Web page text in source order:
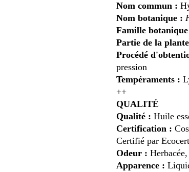
Nom commun :
Nom botanique :
Famille
Partie de la
Procédé
pression
Tempéraments :
++
QUALITÉ
Qualité : Huile
Certification :
Certifié par
Odeur :
Apparence :